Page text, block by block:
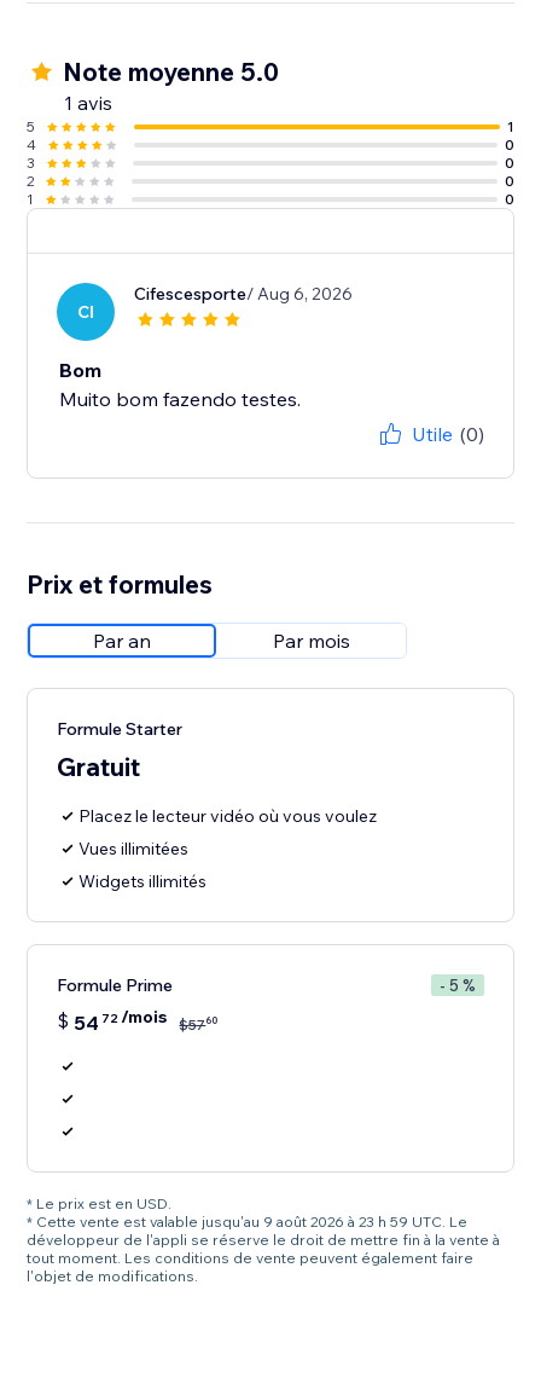
Note moyenne 5.0
1 avis
5
1
4
0
3
0
2
0
1
0
CI
Cifescesporte/ Aug 6, 2026
Bom
Muito bom fazendo testes.
Utile (0)
Prix et formules
Par an Par mois
Formule Starter
Gratuit
Placez le lecteur vidéo où vous voulez
Vues illimitées
Widgets illimités
Formule Prime - 5 %
$ 54 72/mois $5760
* Le prix est en USD.
* Cette vente est valable jusqu'au 9 août 2026 à 23 h 59 UTC. Le
développeur de l'appli se réserve le droit de mettre fin à la vente à
tout moment. Les conditions de vente peuvent également faire
l'objet de modifications.